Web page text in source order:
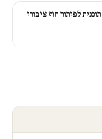
לפיתוח חוף ציבורי